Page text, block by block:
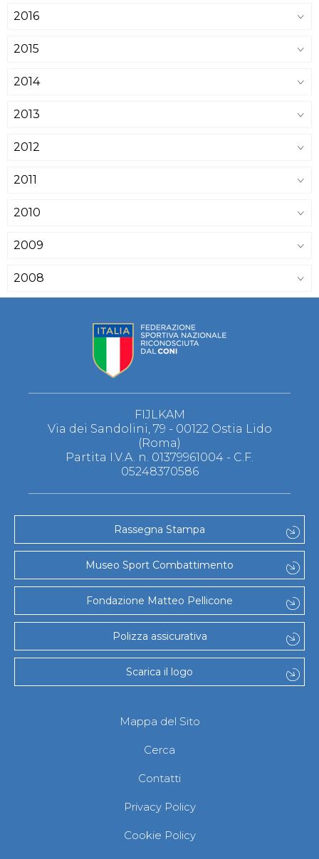
2016
2015
2014
2013
2012
2011
2010
2009
2008
FIJLKAM
Via dei Sandolini, 79 - 00122 Ostia Lido
(Roma)
Partita I.V.A. n. 01379961004 - C.F.
05248370586
Rassegna Stampa
Museo Sport Combattimento
Fondazione Matteo Pellicone
Polizza assicurativa
Scarica il logo
Mappa del Sito
Cerca
Contatti
Privacy Policy
Cookie Policy